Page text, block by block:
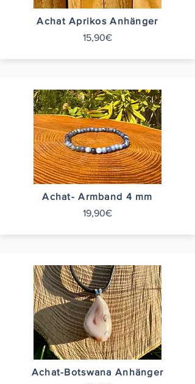
Achat Aprikos Anhänger
15,90€
Achat- Armband 4 mm
19,90€
Achat-Botswana Anhänger